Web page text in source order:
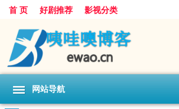
首 页 好剧推荐 影视分类
网站导航